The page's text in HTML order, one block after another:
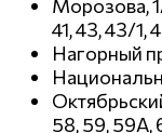
Морозова,
41, 43, 43/1,
Нагорный
58, 59, 59А,